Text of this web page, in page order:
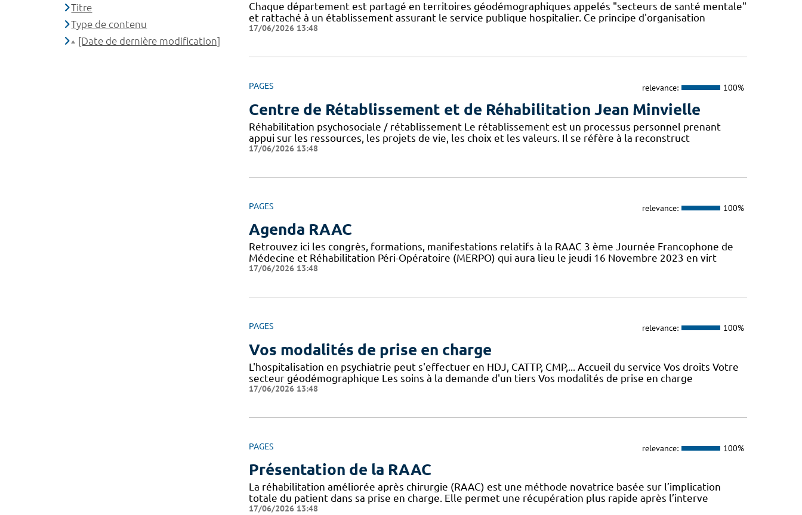
Chaque département est partagé en territoires géodémographiques appelés "secteurs de santé mentale"
et rattaché à un établissement assurant le service publique hospitalier. Ce principe d'organisation
17/06/2026 13:48
PAGES relevance: 100%
Centre de Rétablissement et de Réhabilitation Jean Minvielle
Réhabilitation psychosociale / rétablissement Le rétablissement est un processus personnel prenant
appui sur les ressources, les projets de vie, les choix et les valeurs. Il se réfère à la reconstruct
17/06/2026 13:48
PAGES relevance: 100%
Agenda RAAC
Retrouvez ici les congrès, formations, manifestations relatifs à la RAAC 3 ème Journée Francophone de
Médecine et Réhabilitation Péri-Opératoire (MERPO) qui aura lieu le jeudi 16 Novembre 2023 en virt
17/06/2026 13:48
PAGES relevance: 100%
Vos modalités de prise en charge
L'hospitalisation en psychiatrie peut s'effectuer en HDJ, CATTP, CMP,... Accueil du service Vos droits Votre
secteur géodémographique Les soins à la demande d'un tiers Vos modalités de prise en charge
17/06/2026 13:48
PAGES relevance: 100%
Présentation de la RAAC
La réhabilitation améliorée après chirurgie (RAAC) est une méthode novatrice basée sur l’implication
totale du patient dans sa prise en charge. Elle permet une récupération plus rapide après l’interve
17/06/2026 13:48
Titre
Type de contenu
[Date de dernière modification]